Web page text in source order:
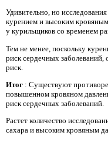
Удивительно, но
курением и высоким
у курильщиков со временем
Тем не менее, поскольку
риск сердечных заболеваний,
риск.
Итог : Существуют
повышенном кровяном
риск сердечных заболеваний.
Растет количество
сахара и высоким кровяным